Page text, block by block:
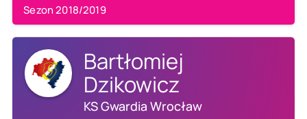
Sezon 2018/2019
Bartłomiej
Dzikowicz
KS Gwardia Wrocław